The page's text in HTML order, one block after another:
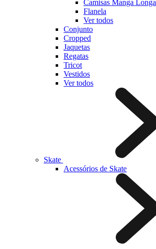
Camisas Manga Longa
Flanela
Ver todos
Conjunto
Cropped
Jaquetas
Regatas
Tricot
Vestidos
Ver todos
Skate
Acessórios de Skate